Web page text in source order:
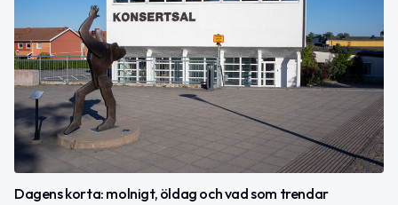
Dagens korta: molnigt, öldag och vad som trendar